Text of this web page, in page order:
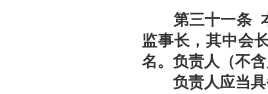
第三十一条
监事长，其中会
名。负责人（不
负责人应当具